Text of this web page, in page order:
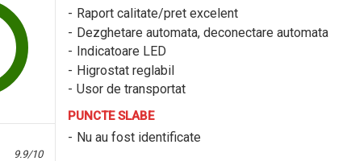
9.9/10
Raport calitate/pret excelent
Dezghetare automata, deconectare automata
Indicatoare LED
Higrostat reglabil
Usor de transportat
PUNCTE SLABE
Nu au fost identificate